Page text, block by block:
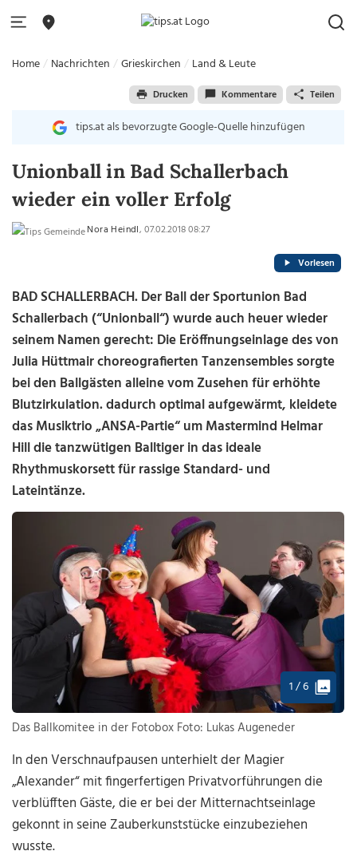
Home Nachrichten Grieskirchen Land & Leute
Drucken Kommentare Teilen
tips.at als bevorzugte Google-Quelle hinzufügen
Unionball in Bad Schallerbach
wieder ein voller Erfolg
Nora Heindl, 07.02.2018 08:27
Vorlesen
BAD SCHALLERBACH. Der Ball der Sportunion Bad
Schallerbach (“Unionball“) wurde auch heuer wieder
seinem Namen gerecht: Die Eröffnungseinlage des von
Julia Hüttmair choreografierten Tanzensembles sorgte
bei den Ballgästen alleine vom Zusehen für erhöhte
Blutzirkulation. dadurch optimal aufgewärmt, kleidete
das Musiktrio „ANSA-Partie“ um Mastermind Helmar
Hill die tanzwütigen Balltiger in das ideale
Rhythmuskorsett für rassige Standard- und
Lateintänze.
1 / 6
Das Ballkomitee in der Fotobox Foto: Lukas Augeneder
In den Verschnaufpausen unterhielt der Magier
„Alexander“ mit fingerfertigen Privatvorführungen die
verblüfften Gäste, die er bei der Mitternachtseinlage
gekonnt in seine Zauberkunststücke einzubeziehen
wusste.